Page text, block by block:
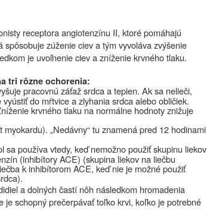
receptora angiotenzínu II, ktoré pomáhajú
zúženie ciev a tým vyvoláva zvýšenie
je uvoľnenie ciev a zníženie krvného tlaku.
tri rôzne ochorenia:
pracovnú záťaž srdca a tepien. Ak sa nelieči,
do mŕtvice a zlyhania srdca alebo obličiek.
krvného tlaku na normálne hodnoty znižuje
myokardu). „Nedávny“ tu znamená pred 12 hodinami
sa používa vtedy, keď nemožno použiť skupinu liekov
(inhibítory ACE) (skupina liekov na liečbu
k inhibítorom ACE, keď nie je možné použiť
a dolných častí nôh následkom hromadenia
je schopný prečerpávať toľko krvi, koľko je potrebné